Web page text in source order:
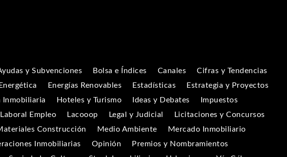
y Subvenciones Bolsa e Índices Canales
Cifras y Tendencias
Energías Renovables Estadísticas
Estrategia y Proyectos
Inmobiliaria Hoteles y Turismo Ideas y Debates
Impuestos
Laboral Empleo Lacooop Legal y Judicial
Licitaciones y Concursos
Construcción Medio Ambiente
Mercado Inmobiliario
Inmobiliarias Opinión
Premios y Nombramientos